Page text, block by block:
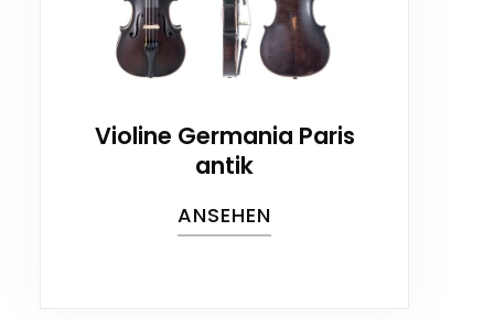
Violine Germania Paris
antik
ANSEHEN